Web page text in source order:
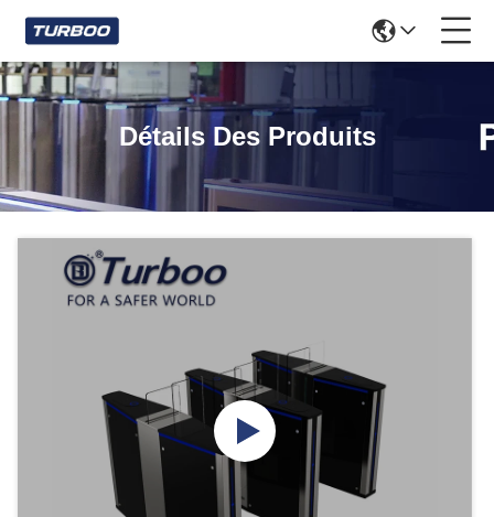
Détails Des Produits